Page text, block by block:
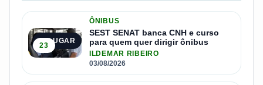
1º LUGAR
23
ÔNIBUS
SEST SENAT banca CNH e curso
para quem quer dirigir ônibus
ILDEMAR RIBEIRO
03/08/2026